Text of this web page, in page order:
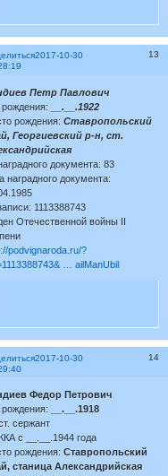
13
2017-10-30
Петр Павлович
рождения: __.__.1922
рождения:Ставропольский
Георгиевский р-н, ст.
документа: 83
наградного документа:
1113388743
Отечественной войны II
podvignaroda.ru/?
… ailManUbil
14
2017-10-30
Федор Петрович
рождения:
__.__.1918
сержант
с __.__.1944 года
рождения: Ставропольский
станица Александрийская